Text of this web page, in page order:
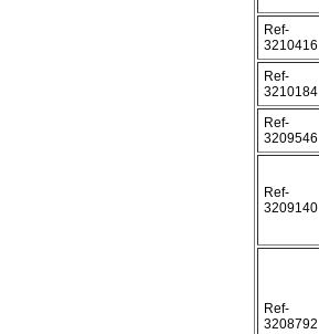
Ref-
3210416
Ref-
3210184
Ref-
3209546
Ref-
3209140
Ref-
3208792